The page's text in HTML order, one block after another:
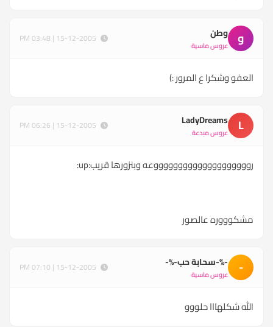
و وطن
عروس ماسية
العفو وشكرا ع المرور :)
L
LadyDreams
عروس مبدعة
رووووووووووووووووووووعه وبنزورها قريب:up:
مشكوووره عالصور
- -%-سحابة حب-%-
عروس ماسية
الله شكلهااا حلووو